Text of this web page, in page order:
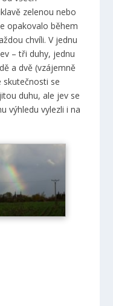
zelenou nebo
opakovalo během
chvíli. V jednu
– tři duhy, jednu
a dvě (vzájemně
skutečnosti se
duhu, ale jev se
výhledu vylezli i na